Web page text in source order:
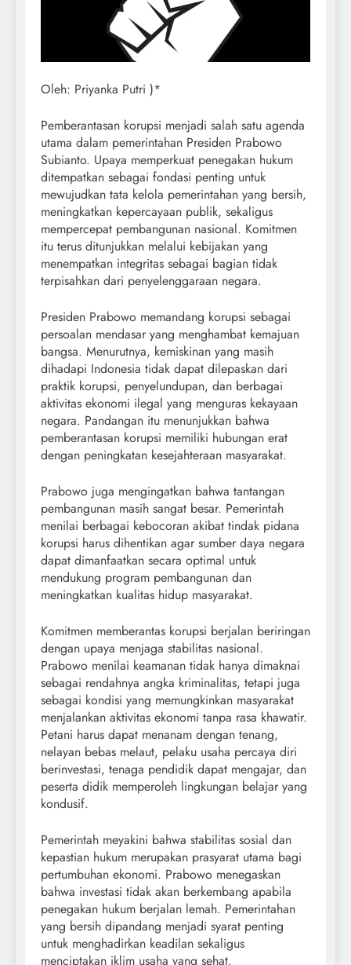
Oleh: Priyanka Putri )*
Pemberantasan korupsi menjadi salah satu agenda
utama dalam pemerintahan Presiden Prabowo
Subianto. Upaya memperkuat penegakan hukum
ditempatkan sebagai fondasi penting untuk
mewujudkan tata kelola pemerintahan yang bersih,
meningkatkan kepercayaan publik, sekaligus
mempercepat pembangunan nasional. Komitmen
itu terus ditunjukkan melalui kebijakan yang
menempatkan integritas sebagai bagian tidak
terpisahkan dari penyelenggaraan negara.
Presiden Prabowo memandang korupsi sebagai
persoalan mendasar yang menghambat kemajuan
bangsa. Menurutnya, kemiskinan yang masih
dihadapi Indonesia tidak dapat dilepaskan dari
praktik korupsi, penyelundupan, dan berbagai
aktivitas ekonomi ilegal yang menguras kekayaan
negara. Pandangan itu menunjukkan bahwa
pemberantasan korupsi memiliki hubungan erat
dengan peningkatan kesejahteraan masyarakat.
Prabowo juga mengingatkan bahwa tantangan
pembangunan masih sangat besar. Pemerintah
menilai berbagai kebocoran akibat tindak pidana
korupsi harus dihentikan agar sumber daya negara
dapat dimanfaatkan secara optimal untuk
mendukung program pembangunan dan
meningkatkan kualitas hidup masyarakat.
Komitmen memberantas korupsi berjalan beriringan
dengan upaya menjaga stabilitas nasional.
Prabowo menilai keamanan tidak hanya dimaknai
sebagai rendahnya angka kriminalitas, tetapi juga
sebagai kondisi yang memungkinkan masyarakat
menjalankan aktivitas ekonomi tanpa rasa khawatir.
Petani harus dapat menanam dengan tenang,
nelayan bebas melaut, pelaku usaha percaya diri
berinvestasi, tenaga pendidik dapat mengajar, dan
peserta didik memperoleh lingkungan belajar yang
kondusif.
Pemerintah meyakini bahwa stabilitas sosial dan
kepastian hukum merupakan prasyarat utama bagi
pertumbuhan ekonomi. Prabowo menegaskan
bahwa investasi tidak akan berkembang apabila
penegakan hukum berjalan lemah. Pemerintahan
yang bersih dipandang menjadi syarat penting
untuk menghadirkan keadilan sekaligus
menciptakan iklim usaha yang sehat.